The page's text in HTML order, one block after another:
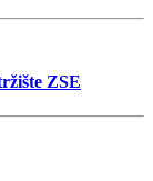
ZSE